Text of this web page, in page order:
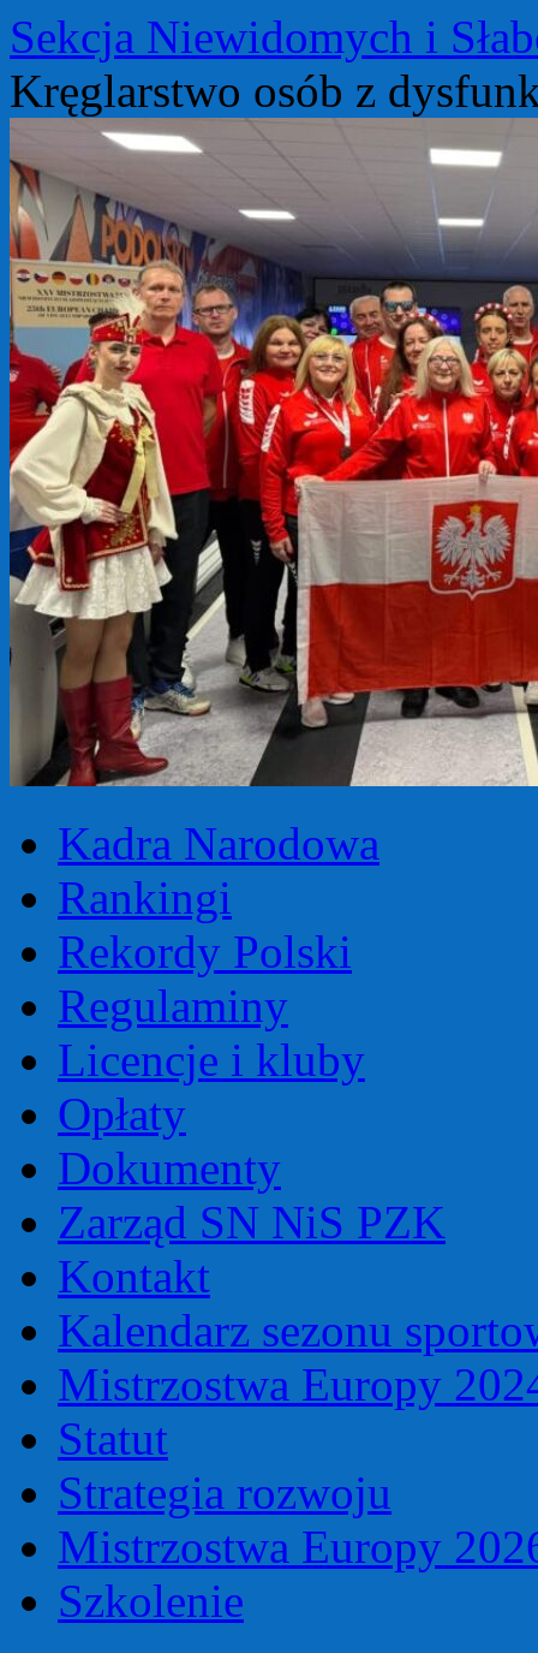
Przejdź
do
treści
Sekcja Niewidomych i
Kręglarstwo osób z
Kadra Narodowa
Rankingi
Rekordy Polski
Regulaminy
Licencje i kluby
Opłaty
Dokumenty
Zarząd SN NiS PZK
Kontakt
Kalendarz sezonu
Mistrzostwa Europy
Statut
Strategia rozwoju
Mistrzostwa Europy
Szkolenie